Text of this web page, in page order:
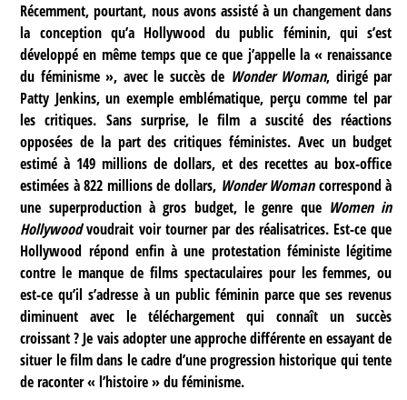
Récemment, pourtant, nous avons assisté à un changement dans
la conception qu’a Hollywood du public féminin, qui s’est
développé en même temps que ce que j’appelle la « renaissance
du féminisme », avec le succès de Wonder Woman, dirigé par
Patty Jenkins, un exemple emblématique, perçu comme tel par
les critiques. Sans surprise, le film a suscité des réactions
opposées de la part des critiques féministes. Avec un budget
estimé à 149 millions de dollars, et des recettes au box-office
estimées à 822 millions de dollars, Wonder Womancorrespond à
une superproduction à gros budget, le genre que Women in
Hollywoodvoudrait voir tourner par des réalisatrices. Est-ce que
Hollywood répond enfin à une protestation féministe légitime
contre le manque de films spectaculaires pour les femmes, ou
est-ce qu’il s’adresse à un public féminin parce que ses revenus
diminuent avec le téléchargement qui connaît un succès
croissant ? Je vais adopter une approche différente en essayant de
situer le film dans le cadre d’une progression historique qui tente
de raconter « l’histoire » du féminisme.